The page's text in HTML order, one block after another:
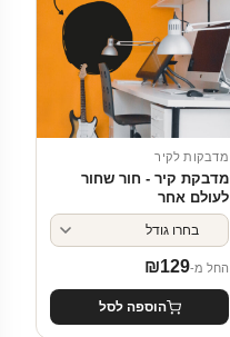
מדבקות לקיר
מדבקת קיר - חור שחור
לעולם אחר
החל מ- ₪129
הוספה לסל